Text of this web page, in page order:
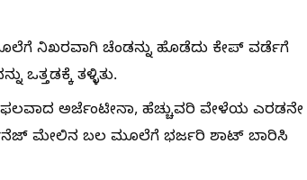
ನಿಖರವಾಗಿ ಚೆಂಡನ್ನು ಹೊಡೆದು ಕೇಪ್ ವರ್ಡೆಗೆ
ಒತ್ತಡಕ್ಕೆ ತಳ್ಳಿತು.
ಅರ್ಜೆಂಟೀನಾ, ಹೆಚ್ಚುವರಿ ವೇಳೆಯ ಎರಡನೇ
ಮೇಲಿನ ಬಲ ಮೂಲೆಗೆ ಭರ್ಜರಿ ಶಾಟ್ ಬಾರಿಸಿ